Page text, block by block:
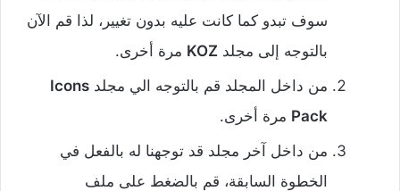
سوف تبدو كما كانت عليه بدون تغيير، لذا قم الآن
بالتوجه إلى مجلد KOZ مرة أخرى.
من داخل المجلد قم بالتوجه الي مجلد Icons
Pack مرة أخرى.
‌من داخل آخر مجلد قد توجهنا له بالفعل في
الخطوة السابقة، قم بالضغط على ملف